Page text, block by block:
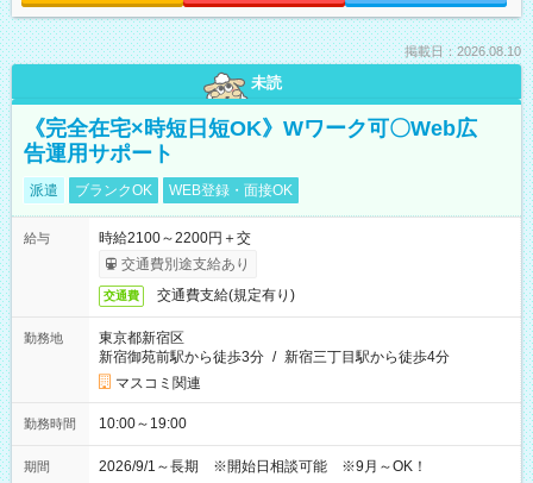
掲載日：2026.08.10
未読
《完全在宅×時短日短OK》Wワーク可〇Web広
告運用サポート
派遣 ブランクOK WEB登録・面接OK
給与
時給2100～2200円＋交
交通費別途支給あり
交通費 交通費支給(規定有り)
勤務地
東京都新宿区
新宿御苑前駅から徒歩3分 / 新宿三丁目駅から徒歩4分
マスコミ関連
勤務時間 10:00～19:00
期間 2026/9/1～長期 ※開始日相談可能 ※9月～OK！